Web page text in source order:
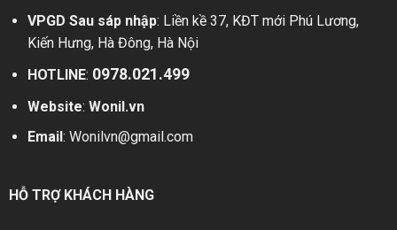
VPGD Sau sáp nhập: Liền kề 37, KĐT mới Phú Lương,
Kiến Hưng, Hà Đông, Hà Nội
HOTLINE: 0978.021.499
Website: Wonil.vn
Email : Wonilvn@gmail.com
HỖ TRỢ KHÁCH HÀNG